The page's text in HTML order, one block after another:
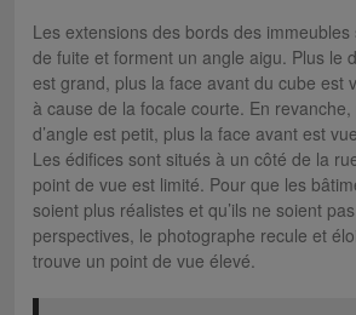
Les extensions des bords des
de fuite et forment un angle aigu. Plus le
est grand, plus la face avant du cube est
à cause de la focale courte. En
d’angle est petit, plus la face avant est
Les édifices sont situés à un côté de la
point de vue est limité. Pour que les
soient plus réalistes et qu’ils ne soient
perspectives, le photographe recule et
trouve un point de vue élevé.